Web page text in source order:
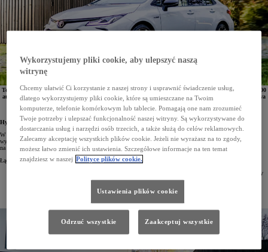
Toyota Corolla Hybrid jako pierwszy hybrydowy model marki osiągnął łączną sprzedaż ponad 50 000
aut. Od chwili pojawienia się na rynku Corolla jest najpopularniejszą hybrydą Toyoty w Polsce. Dwa
napędy hybrydowe o mocy 122 KM i 184 KM stanowiły w 2022 roku 59% całkowitej sprzedaży
modelu.
Hybrydowa Corolla z rekordem sprzedaży
W Polsce sprzedano już ponad 50 000 Corolli Hybrid. Jest to pierwszy hybrydowy model Toyoty z takim
wynikiem. Od początku obecności na polskim rynku, czyli od 2019 roku, Corolla zajmuje pierwsze miejsce
na liście najlepiej sprzedających się hybryd marki.
Łączna liczba egzemplarzy sprzedanych do końca grudnia 2022 roku wyniosła 50 445 aut:
2019 rok – salony Toyoty opuściło 10 829 hybrydowych Corolli – po raz pierwszy hybryda Toyoty
uzyskała roczny wynik powyżej 10 000 egz,
2021 rok – padł rekord – sprzedaż wyniosła 16 925 aut,
Wykorzystujemy pliki cookie, aby ulepszyć naszą
witrynę
Chcemy ułatwić Ci korzystanie z naszej strony i usprawnić świadczenie usług,
dlatego wykorzystujemy pliki cookie, które są umieszczane na Twoim
komputerze, telefonie komórkowym lub tablecie. Pomagają one nam zrozumieć
Twoje potrzeby i ulepszać funkcjonalność naszej witryny. Są wykorzystywane do
dostarczania usług i narzędzi osób trzecich, a także służą do celów reklamowych.
Zalecamy akceptację wszystkich plików cookie. Jeżeli nie wyrażasz na to zgody,
możesz łatwo zmienić ich ustawienia. Szczegółowe informacje na ten temat
znajdziesz w naszej Polityce plików cookie.
Ustawienia plików cookie
Odrzuć wszystkie Zaakceptuj wszystkie